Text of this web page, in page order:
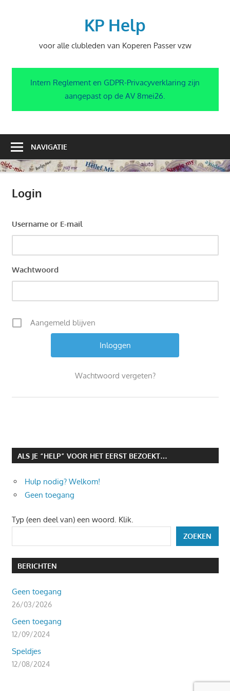
KP Help
voor alle clubleden van Koperen Passer vzw
Intern Reglement en GDPR-Privacyverklaring zijn
aangepast op de AV 8mei26.
NAVIGATIE
Login
Username or E-mail
Wachtwoord
Aangemeld blijven
Wachtwoord vergeten?
ALS JE “HELP” VOOR HET EERST BEZOEKT…
Hulp nodig? Welkom!
Geen toegang
Typ (een deel van) een woord. Klik.
ZOEKEN
BERICHTEN
Geen toegang
26/03/2026
Geen toegang
12/09/2024
Speldjes
12/08/2024